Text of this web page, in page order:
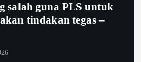
salah guna PLS untuk
tindakan tegas –